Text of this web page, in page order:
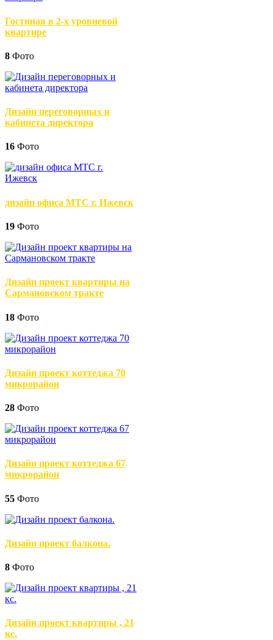
Гостиная в 2-х уровневой
квартире
8 Фото
Дизайн переговорных и
кабинета директора
16 Фото
дизайн офиса МТС г. Ижевск
19 Фото
Дизайн проект квартиры на
Сармановском тракте
18 Фото
Дизайн проект коттеджа 70
микрорайон
28 Фото
Дизайн проект коттеджа 67
микрорайон
55 Фото
Дизайн проект балкона.
8 Фото
Дизайн проект квартиры , 21
кс.